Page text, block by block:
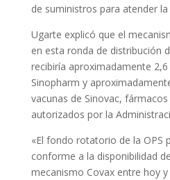
de suministros para atender
Ugarte explicó que el
en esta ronda de distribución
recibiría aproximadamente
Sinopharm y
vacunas de Sinovac,
autorizados por la
«El fondo rotatorio de la OPS
conforme a la disponibilidad
mecanismo Covax entre hoy